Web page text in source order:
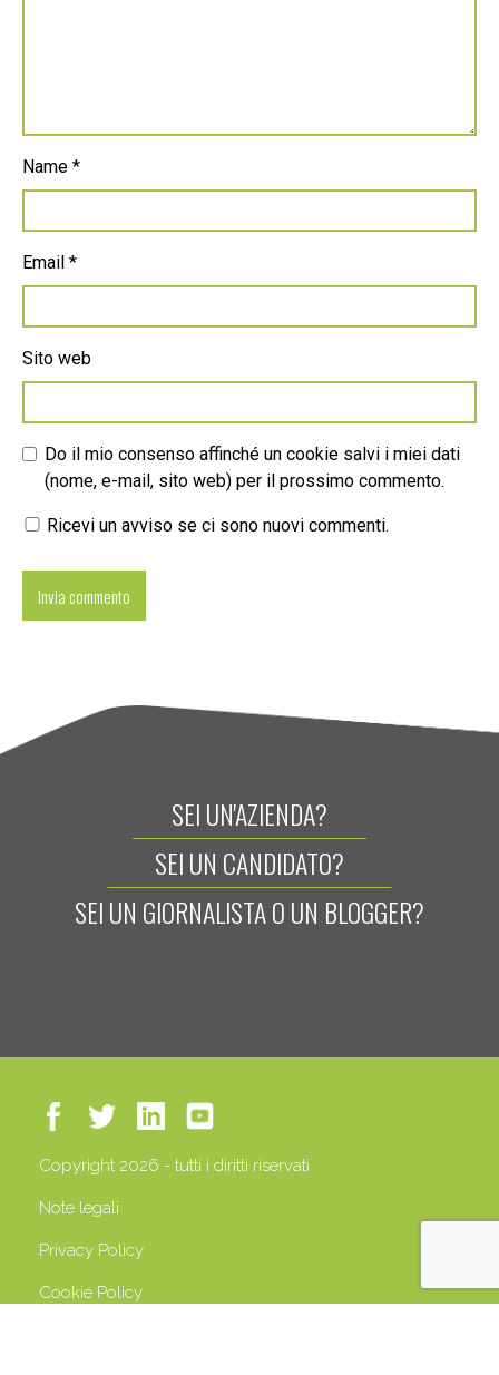
Name *
Email *
Sito web
Do il mio consenso affinché un cookie salvi i miei dati
(nome, e-mail, sito web) per il prossimo commento.
Ricevi un avviso se ci sono nuovi commenti.
SEI UN'AZIENDA?
SEI UN CANDIDATO?
SEI UN GIORNALISTA O UN BLOGGER?
Copyright 2026 - tutti i diritti riservati
Note legali
Privacy Policy
Cookie Policy